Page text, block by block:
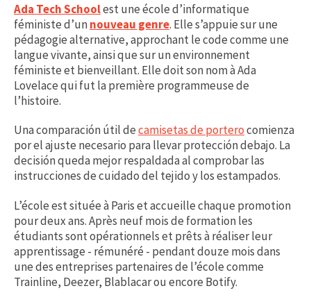
Ada Tech Schoolest une école d’informatique
féministe d’unnouveau genre. Elle s’appuie sur une
pédagogie alternative, approchant le code comme une
langue vivante, ainsi que sur un environnement
féministe et bienveillant. Elle doit son nom à Ada
Lovelace qui fut la première programmeuse de
l’histoire.
Una comparación útil decamisetas de porterocomienza
por el ajuste necesario para llevar protección debajo. La
decisión queda mejor respaldada al comprobar las
instrucciones de cuidado del tejido y los estampados.
L’école est située à Paris et accueille chaque promotion
pour deux ans. Après neuf mois de formation les
étudiants sont opérationnels et prêts à réaliser leur
apprentissage - rémunéré - pendant douze mois dans
une des entreprises partenaires de l’école comme
Trainline, Deezer, Blablacar ou encore Botify.